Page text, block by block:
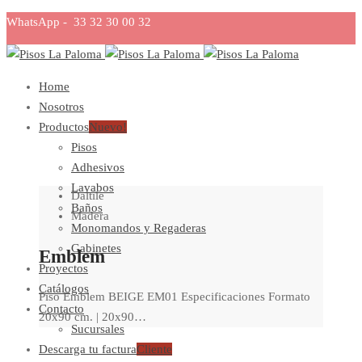
WhatsApp - 33 32 30 00 32
Home
Nosotros
ProductosNuevo!
Pisos
Adhesivos
Lavabos
Baños
Monomandos y Regaderas
Gabinetes
Proyectos
Catálogos
Contacto
Sucursales
Descarga tu facturaCliente
Daltile
Madera
Emblem
Piso Emblem BEIGE EM01 Especificaciones Formato
20x90 cm. | 20x90…